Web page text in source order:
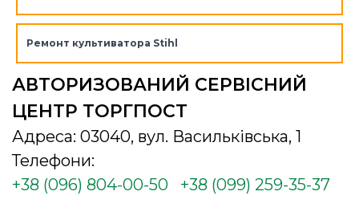
Ремонт культиватора Stihl
АВТОРИЗОВАНИЙ СЕРВІСНИЙ
ЦЕНТР ТОРГПОСТ
Адреса: 03040, вул. Васильківська, 1
Телефони:
+38 (096) 804-00-50
+38 (099) 259-35-37